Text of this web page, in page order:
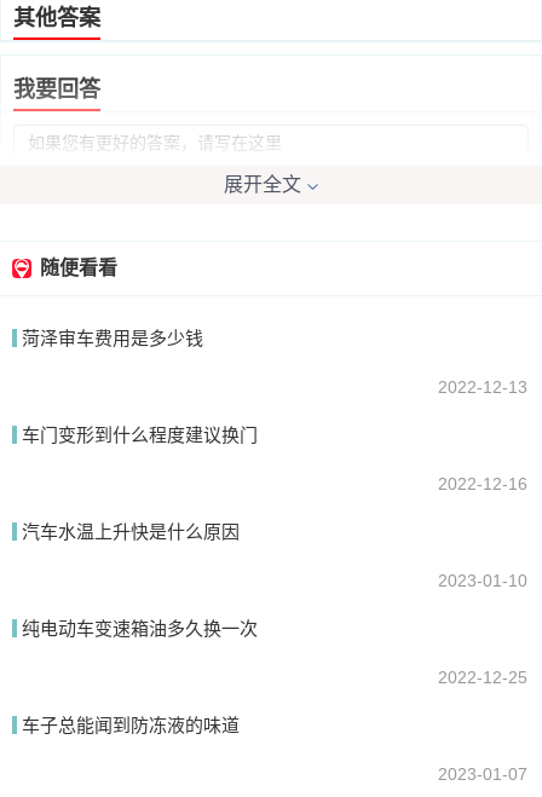
其他答案
我要回答
提交
展开全文
随便看看
菏泽审车费用是多少钱
2022-12-13
车门变形到什么程度建议换门
2022-12-16
汽车水温上升快是什么原因
2023-01-10
纯电动车变速箱油多久换一次
2022-12-25
车子总能闻到防冻液的味道
2023-01-07